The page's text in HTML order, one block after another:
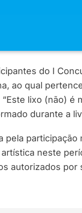
do I
ao qual
lixo (não) é
durante a
pela participação
neste
autorizados por